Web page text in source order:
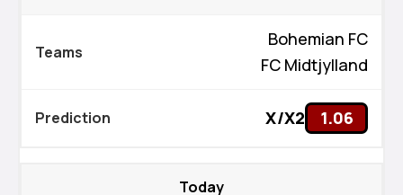
Bohemian FC
FC Midtjylland
X/X2 1.06
Today